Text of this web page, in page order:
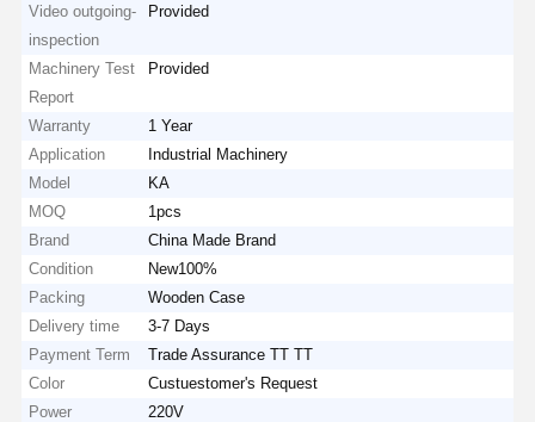
Video outgoing-
inspection
Provided
Machinery Test
Report
Provided
Warranty
1 Year
Application
Industrial Machinery
Model
KA
MOQ
1pcs
Brand
China Made Brand
Condition
New100%
Packing
Wooden Case
Delivery time
3-7 Days
Payment Term
Trade Assurance TT TT
Color
Custuestomer's Request
Power
220V